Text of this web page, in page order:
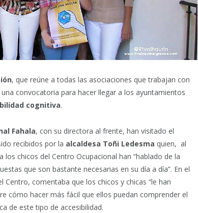
, que reúne a todas las asociaciones que trabajan con
convocatoria para hacer llegar a los ayuntamientos
cognitiva.
Fahala, con su directora al frente, han visitado el
recibidos por la alcaldesa Toñi Ledesma quien, al
chicos del Centro Ocupacional han “hablado de la
que son bastante necesarias en su día a día”. En el
Centro, comentaba que los chicos y chicas “le han
cómo hacer más fácil que ellos puedan comprender el
de este tipo de accesibilidad.